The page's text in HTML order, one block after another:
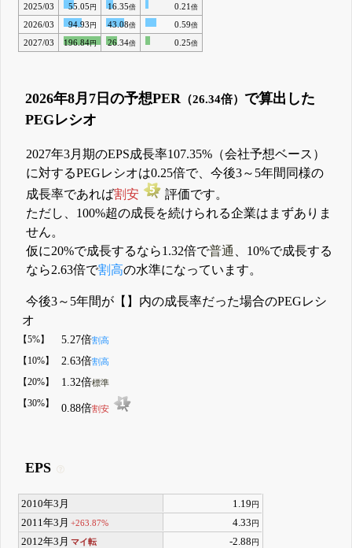
2025/03 55.05 円 16.35倍 0.21 倍
2026/03 94.93 円 43.08倍 0.59倍
2027/03 196.84円 26.34倍 0.25倍
2026年8月7日の予想PER （26.34倍） で算出した
PEGレシオ
2027年3月期のEPS成長率107.35%（会社予想ベース）
に対するPEGレシオは0.25倍で、今後3～5年間同様の
成長率であれば割安
評価です。
ただし、100%超の成長を続けられる企業はまずありま
せん。
仮に20%で成長するなら1.32倍で普通
、10%で成長する
なら2.63倍で割高の水準になっています。
今後3～5年間が【】内の成長率だった場合のPEGレシ
オ
【5%】 5.27倍割高
【10%】 2.63倍割高
【20%】 1.32倍標準
【30%】 0.88倍割安
EPS
2010年3月 1.19円
2011年3月 +263.87% 4.33円
2012年3月 マイ転 -2.88円